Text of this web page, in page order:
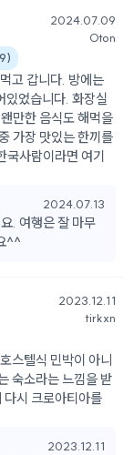
2024.07.09
Oton
)
고 갑니다. 방에는
있었습니다. 화장실
만한 음식도 해먹을
가장 맛있는 한끼를
사람이라면 여기
2024.07.13
. 여행은 잘 마무
^^
2023.12.11
tirkxn
스텔식 민박이 아니
숙소라는 느낌을 받
다시 크로아티아를
2023.12.11